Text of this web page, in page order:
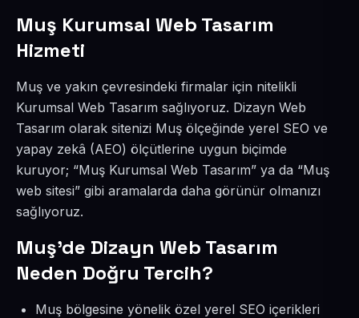
Muş Kurumsal Web Tasarım
Hizmeti
Muş ve yakın çevresindeki firmalar için nitelikli
Kurumsal Web Tasarım sağlıyoruz. Dizayn Web
Tasarım olarak sitenizi Muş ölçeğinde yerel SEO ve
yapay zekâ (AEO) ölçütlerine uygun biçimde
kuruyor; “Muş Kurumsal Web Tasarım” ya da “Muş
web sitesi” gibi aramalarda daha görünür olmanızı
sağlıyoruz.
Muş’de Dizayn Web Tasarım
Neden Doğru Tercih?
Muş bölgesine yönelik özel yerel SEO içerikleri